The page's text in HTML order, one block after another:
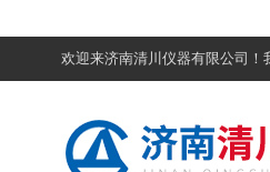
欢迎来济南清川仪器有限公司！